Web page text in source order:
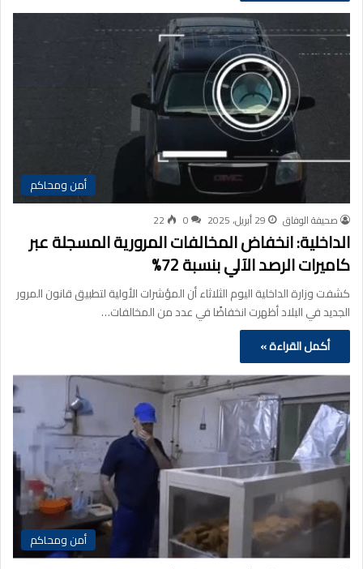
أمن ومحاكم
صحيفة الوفاق 29 أبريل، 2025 0
22
الداخلية: انخفاض المخالفات المرورية المسجلة عبر
كاميرات الرصد الآلي بنسبة 72%
كشفت وزارة الداخلية اليوم الثلاثاء أن المؤشرات الأولية لتطبيق قانون المرور
الجديد في البلاد أظهرت انخفاضًا في عدد من المخالفات…
أكمل القراءة »
أمن ومحاكم